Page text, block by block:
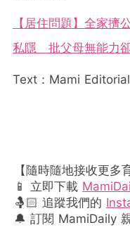
【居住問題】全家擠
私隱 批父母無能力
Text：Mami Editorial
【隨時隨地接收更多
📱 立即下載
🤱🏻 追蹤我們的
🔔 訂閱 MamiDaily